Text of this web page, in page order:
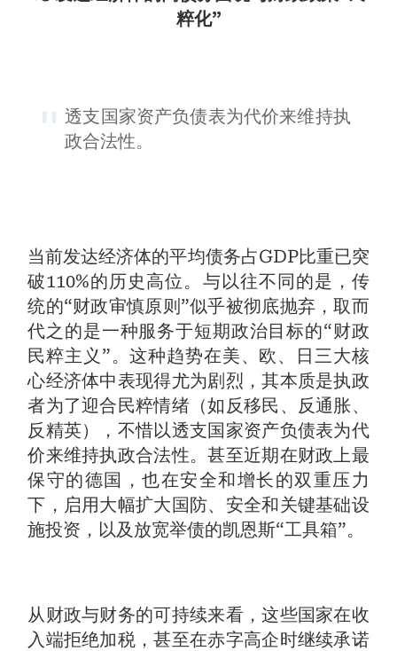
粹化”
透支国家资产负债表为代价来维持执
政合法性。
当前发达经济体的平均债务占GDP比重已突
破110%的历史高位。与以往不同的是，传
统的“财政审慎原则”似乎被彻底抛弃，取而
代之的是一种服务于短期政治目标的“财政
民粹主义”。这种趋势在美、欧、日三大核
心经济体中表现得尤为剧烈，其本质是执政
者为了迎合民粹情绪（如反移民、反通胀、
反精英），不惜以透支国家资产负债表为代
价来维持执政合法性。甚至近期在财政上最
保守的德国，也在安全和增长的双重压力
下，启用大幅扩大国防、安全和关键基础设
施投资，以及放宽举债的凯恩斯“工具箱”。
从财政与财务的可持续来看，这些国家在收
入端拒绝加税，甚至在赤字高企时继续承诺